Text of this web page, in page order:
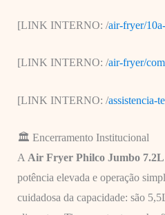
[LINK INTERNO: /air-fryer/
[LINK INTERNO: /air-fryer/
[LINK INTERNO: /assistencia-
🏛️ Encerramento Institucional
A Air Fryer Philco Jumbo 7.2L
potência elevada e operação
cuidadosa da capacidade: são